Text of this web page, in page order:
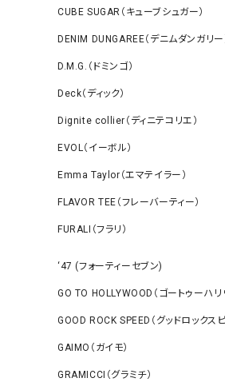
CUBE SUGAR（キューブシュガー）
DENIM DUNGAREE（デニムダンガリー
D.M.G.（ドミンゴ）
Deck（ディック）
Dignite collier（ディニテコリエ）
EVOL（イーボル）
Emma Taylor（エマテイラー）
FLAVOR TEE（フレーバーティー）
FURALI（フラリ）
‘47 (フォーティーセブン)
GO TO HOLLYWOOD（ゴートゥーハリ
GOOD ROCK SPEED（グッドロックスピ
GAIMO（ガイモ）
GRAMICCI（グラミチ）